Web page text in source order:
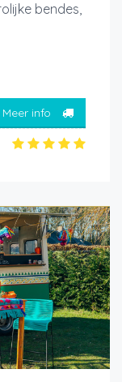
bendes,
Meer info